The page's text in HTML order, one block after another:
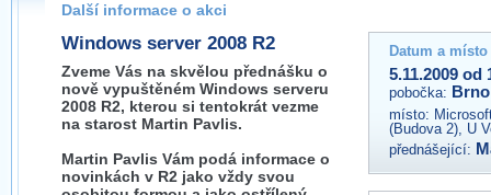
brno@wug.cz
Další informace o akci
Windows server 2008 R2
Zveme Vás na skvělou přednášku o
nově vypuštěném Windows serveru
2008 R2, kterou si tentokrát vezme
na starost Martin Pavlis.
Martin Pavlis Vám podá informace o
novinkách v R2 jako vždy svou
Datum a
5.11.2009 od
pobočka: Brno
místo:
(Budova 2), U
přednášející: